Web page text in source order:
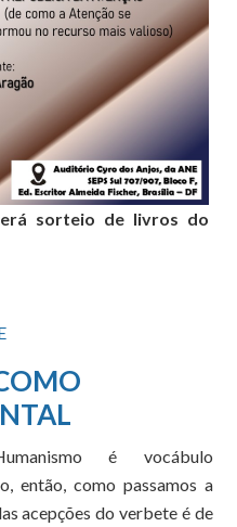
sorteio de livros do
é vocábulo
então, como passamos a
acepções do verbete é de